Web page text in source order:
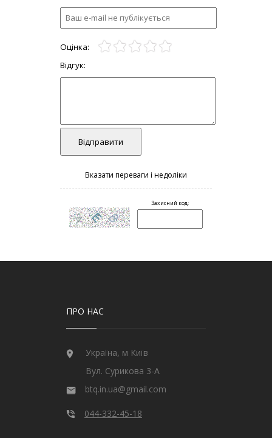
ПРО НАС
Україна, м Київ
Вул. Сурикова 3-А
btq.in.ua@gmail.com
044-332-45-18